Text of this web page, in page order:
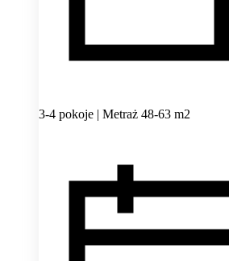
3-4 pokoje | Metraż 48-63 m2